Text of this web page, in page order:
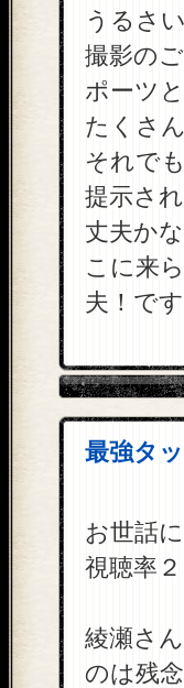
うるさ
撮影の
ポーツ
たくさ
それで
提示さ
丈夫か
こに来
夫！です
最強タ
お世話
視聴率
綾瀬さ
のは残